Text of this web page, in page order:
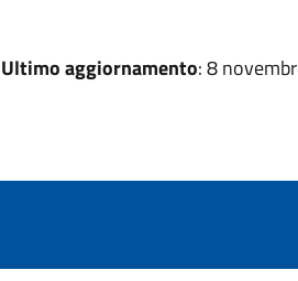
Ultimo aggiornamento: 8